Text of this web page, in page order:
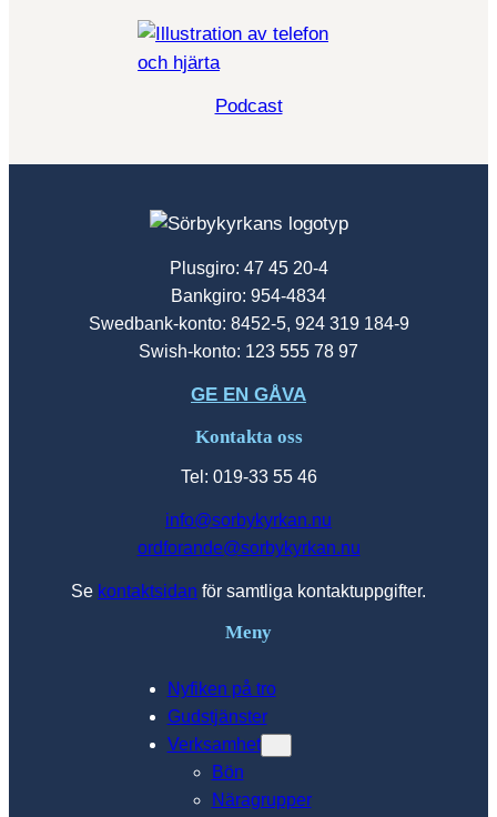
Podcast
Plusgiro: 47 45 20-4
Bankgiro: 954-4834
Swedbank-konto: 8452-5, 924 319 184-9
Swish-konto: 123 555 78 97
GE EN GÅVA
Kontakta oss
Tel: 019-33 55 46
info@sorbykyrkan.nu
ordforande@sorbykyrkan.nu
Se kontaktsidan för samtliga kontaktuppgifter.
Meny
Nyfiken på tro
Gudstjänster
Verksamhet
Bön
Näragrupper